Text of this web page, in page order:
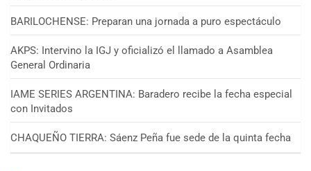
BARILOCHENSE: Preparan una jornada a puro espectáculo
AKPS: Intervino la IGJ y oficializó el llamado a Asamblea
General Ordinaria
IAME SERIES ARGENTINA: Baradero recibe la fecha especial
con Invitados
CHAQUEÑO TIERRA: Sáenz Peña fue sede de la quinta fecha